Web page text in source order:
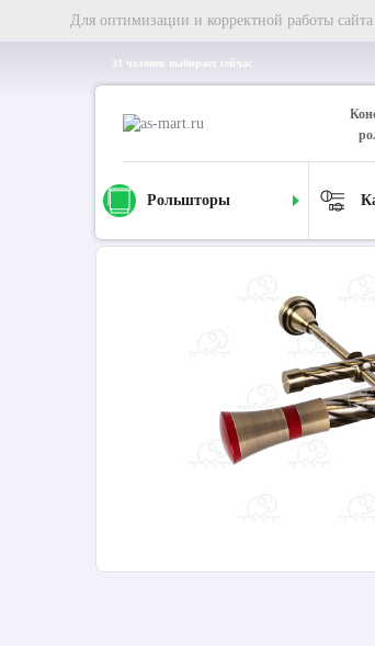
Для оптимизации и корректной работы
31 человек выбирает сейчас
Рольшторы
Главная